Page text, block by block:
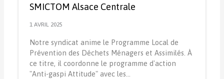
SMICTOM Alsace Centrale
1 AVRIL 2025
Notre syndicat anime le Programme Local de
Prévention des Déchets Ménagers et Assimilés. À
ce titre, il coordonne le programme d'action
"Anti-gaspi Attitude" avec les…